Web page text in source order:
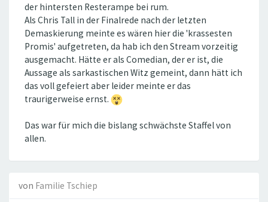
der hintersten Resterampe bei rum.
Als Chris Tall in der Finalrede nach der letzten
Demaskierung meinte es wären hier die 'krassesten
Promis' aufgetreten, da hab ich den Stream vorzeitig
ausgemacht. Hätte er als Comedian, der er ist, die
Aussage als sarkastischen Witz gemeint, dann hätt ich
das voll gefeiert aber leider meinte er das
traurigerweise ernst.
Das war für mich die bislang schwächste Staffel von
allen.
von Familie Tschiep